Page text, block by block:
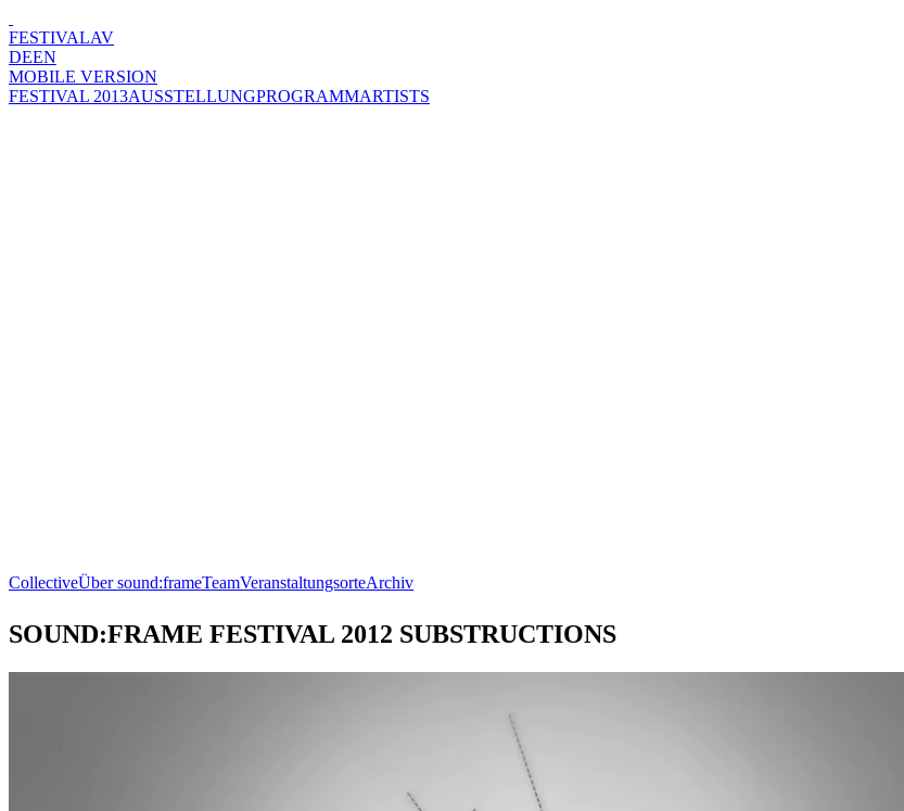
FESTIVALAV
DEEN
MOBILE VERSION
FESTIVAL 2013AUSSTELLUNGPROGRAMMARTISTS
CollectiveÜber sound:frameTeamVeranstaltungsorteArchiv
SOUND:FRAME FESTIVAL 2012 SUBSTRUCTIONS